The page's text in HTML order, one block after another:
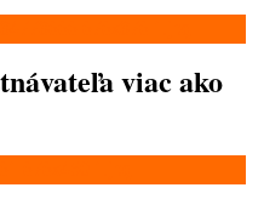
viac ako